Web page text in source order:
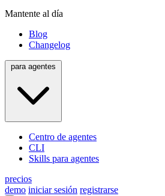
Mantente al día
Blog
Changelog
Centro de agentes
CLI
Skills para agentes
precios
demo iniciar sesión registrarse